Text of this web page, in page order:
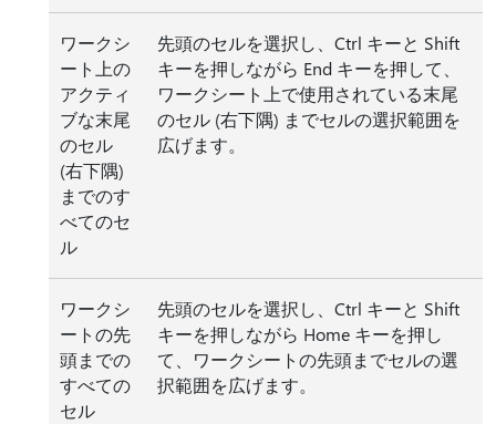
ワークシ
ート上の
アクティ
ブな末尾
のセル
(右下隅)
までのす
べてのセ
ル
先頭のセルを選択し、Ctrl キーと Shift
キーを押しながら End キーを押して、
ワークシート上で使用されている末尾
のセル (右下隅) までセルの選択範囲を
広げます。
ワークシ
ートの先
頭までの
すべての
セル
先頭のセルを選択し、Ctrl キーと Shift
キーを押しながら Home キーを押し
て、ワークシートの先頭までセルの選
択範囲を広げます。